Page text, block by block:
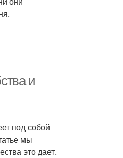
и
под собой
мы
это дает.